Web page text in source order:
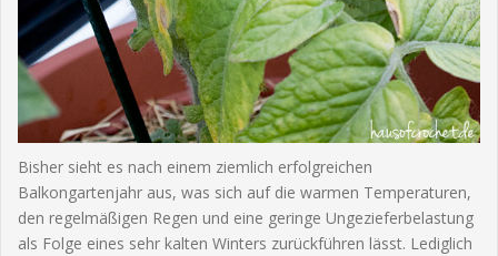
Bisher sieht es nach einem ziemlich erfolgreichen
Balkongartenjahr aus, was sich auf die warmen Temperaturen,
den regelmäßigen Regen und eine geringe Ungezieferbelastung
als Folge eines sehr kalten Winters zurückführen lässt. Lediglich